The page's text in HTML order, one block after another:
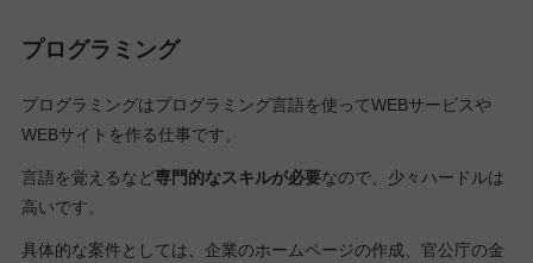
プログラミング
プログラミングはプログラミング言語を使ってWEBサービスや
WEBサイトを作る仕事です。
言語を覚えるなど専門的なスキルが必要なので、少々ハードルは
高いです。
具体的な案件としては、企業のホームページの作成、官公庁の金